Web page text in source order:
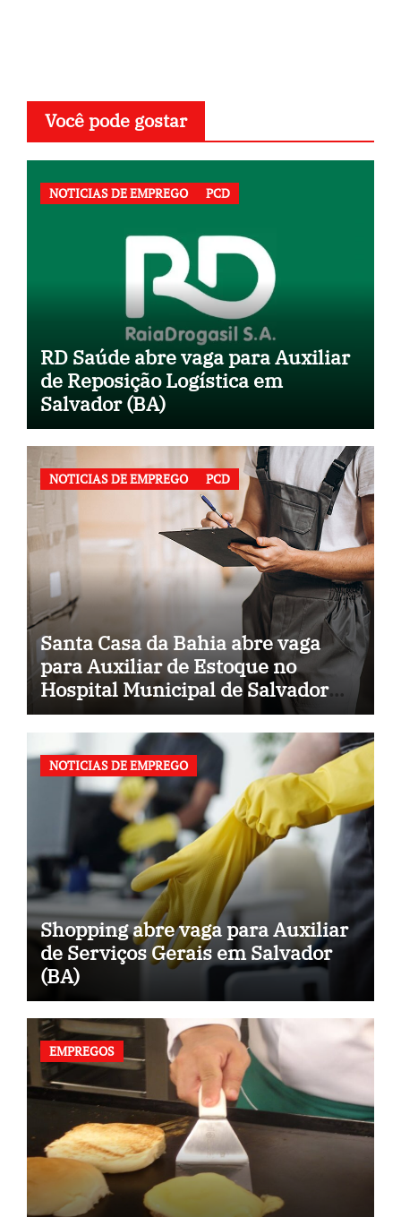
Você pode gostar
NOTICIAS DE EMPREGO PCD
RD Saúde abre vaga para Auxiliar
de Reposição Logística em
Salvador (BA)
NOTICIAS DE EMPREGO PCD
Santa Casa da Bahia abre vaga
para Auxiliar de Estoque no
Hospital Municipal de Salvador
(BA)
NOTICIAS DE EMPREGO
Shopping abre vaga para Auxiliar
de Serviços Gerais em Salvador
(BA)
EMPREGOS